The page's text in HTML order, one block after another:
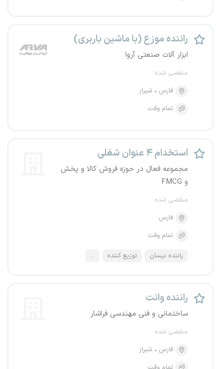
راننده موزع (با ماشین باربری)
ابزار آلات صنعتی آروا
منقضی شده
فارس
شیراز
تمام وقت
استخدام ۴ عنوان شغلی
مجموعه فعال در حوزه فروش کالا و پخش
و FMCG
منقضی شده
فارس
تمام وقت
راننده نیسان توزیع کننده ...
راننده وانت
ساختمانی و فنی مهندسی فراشار
منقضی شده
فارس
شیراز